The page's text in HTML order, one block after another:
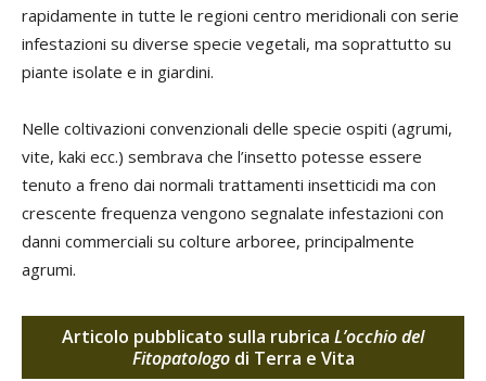
rapidamente in tutte le regioni centro meridionali con serie
infestazioni su diverse specie vegetali, ma soprattutto su
piante isolate e in giardini.
Nelle coltivazioni convenzionali delle specie ospiti (agrumi,
vite, kaki ecc.) sembrava che l’insetto potesse essere
tenuto a freno dai normali trattamenti insetticidi ma con
crescente frequenza vengono segnalate infestazioni con
danni commerciali su colture arboree, principalmente
agrumi.
Articolo pubblicato sulla rubrica L’occhio del
Fitopatologodi Terra e Vita